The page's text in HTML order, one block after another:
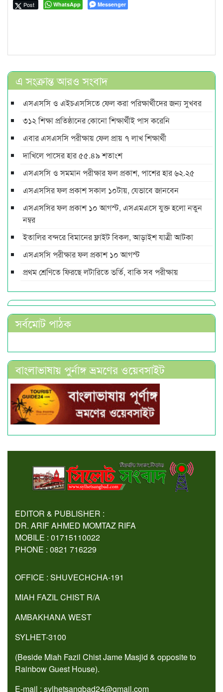
Post WhatsApp Messenger
এ সংক্রান্ত আরও সংবাদ
এসএসসি ও এইচএসসিতে ফেল করা পরিক্ষার্থীদের জন্য সুখবর
৩১২ শিক্ষা প্রতিষ্ঠানের কোনো শিক্ষার্থীই পাস করেনি
এবার এসএসসি পরীক্ষায় ফেল প্রায় ৭ লাখ শিক্ষার্থী
দাখিলে পাসের হার ৫৫.৪৯ শতাংশ
এসএসসি ও সমমান পরীক্ষার ফল প্রকাশ, পাশের হার ৬২.২৫
এসএসসির ফল প্রকাশ সকাল ১০টায়, যেভাবে জানবেন
এসএসসির ফল প্রকাশ ১০ আগস্ট, এসএমএসে যুক্ত হলো নতুন
নম্বর
ইতালির বন্দরে বিমানের ফ্লাইট বিকল, আড়াইশ যাত্রী আটকা
এসএসসি পরীক্ষার ফল প্রকাশ ১০ আগস্ট
প্রথম শ্রেণিতে ফিরছে লটারিতে ভর্তি, বাকি সব পরীক্ষায়
সর্বমোট পাঠক
বাংলাভাষায় পুর্নাঙ্গ ভ্রমণের ওয়েবসাইট
EDITOR & PUBLISHER :
DR. ARIF AHMED MOMTAZ RIFA
MOBILE : 01715110022
PHONE : 0821 716229
OFFICE : SHUVECHCHA-191
MIAH FAZIL CHIST R/A
AMBAKHANA WEST
SYLHET-3100
(Beside Miah Fazil Chist Jame Masjid & opposite to
Rainbow Guest House).
E-mail : sylhetsangbad24@gmail.com